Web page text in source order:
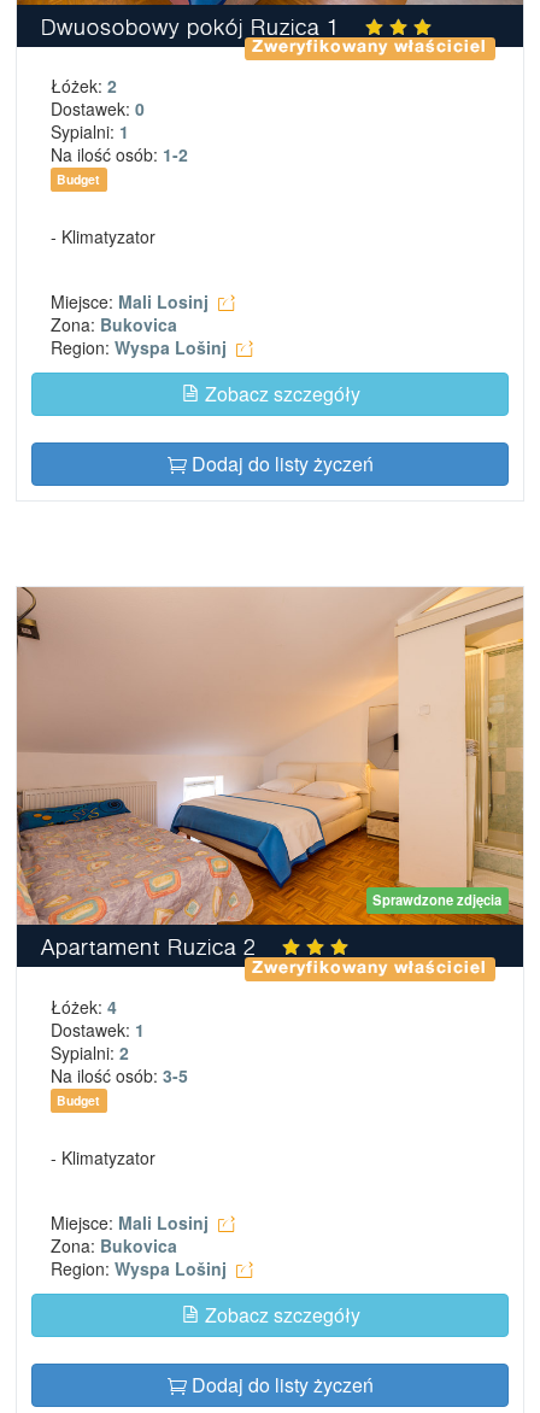
Dwuosobowy pokój Ruzica 1
Zweryfikowany właściciel
Łóżek: 2
Dostawek: 0
Sypialni: 1
Na ilość osób: 1-2
Budget
- Klimatyzator
Miejsce: Mali Losinj
Zona: Bukovica
Region: Wyspa Lošinj
Zobacz szczegóły
Dodaj do listy życzeń
Sprawdzone zdjęcia
Apartament Ruzica 2
Zweryfikowany właściciel
Łóżek: 4
Dostawek: 1
Sypialni: 2
Na ilość osób: 3-5
Budget
- Klimatyzator
Miejsce: Mali Losinj
Zona: Bukovica
Region: Wyspa Lošinj
Zobacz szczegóły
Dodaj do listy życzeń